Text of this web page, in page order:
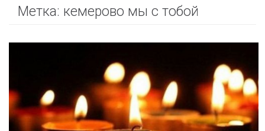
Метка: кемерово мы с тобой